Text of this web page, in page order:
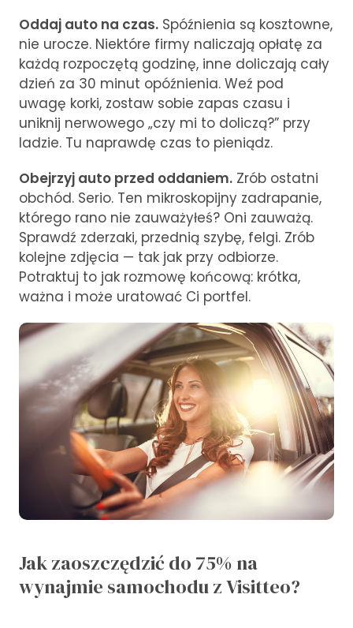
Oddaj auto na czas. Spóźnienia są kosztowne,
nie urocze. Niektóre firmy naliczają opłatę za
każdą rozpoczętą godzinę, inne doliczają cały
dzień za 30 minut opóźnienia. Weź pod
uwagę korki, zostaw sobie zapas czasu i
uniknij nerwowego „czy mi to doliczą?” przy
ladzie. Tu naprawdę czas to pieniądz.
Obejrzyj auto przed oddaniem. Zrób ostatni
obchód. Serio. Ten mikroskopijny zadrapanie,
którego rano nie zauważyłeś? Oni zauważą.
Sprawdź zderzaki, przednią szybę, felgi. Zrób
kolejne zdjęcia — tak jak przy odbiorze.
Potraktuj to jak rozmowę końcową: krótka,
ważna i może uratować Ci portfel.
Jak zaoszczędzić do 75% na
wynajmie samochodu z Visitteo?